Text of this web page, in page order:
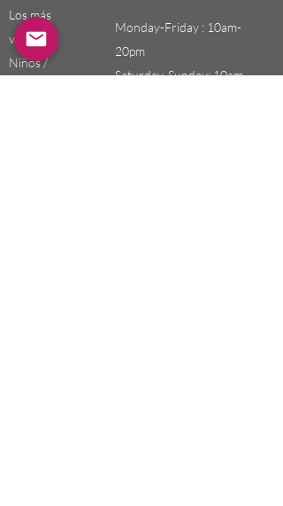
Los más
vendidos
Niños /
Monday-Friday : 10am-
20pm
Saturday-Sunday: 10am-